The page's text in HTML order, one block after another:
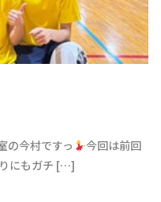
の今村ですっ
今回は前回
にもガチ […]